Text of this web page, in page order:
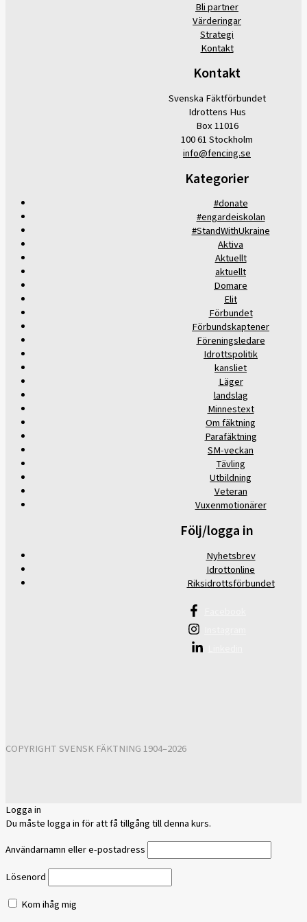
Bli partner
Värderingar
Strategi
Kontakt
Kontakt
Svenska Fäktförbundet
Idrottens Hus
Box 11016
100 61 Stockholm
info@fencing.se
Kategorier
#donate
#engardeiskolan
#StandWithUkraine
Aktiva
Aktuellt
aktuellt
Domare
Elit
Förbundet
Förbundskaptener
Föreningsledare
Idrottspolitik
kansliet
Läger
landslag
Minnestext
Om fäktning
Parafäktning
SM-veckan
Tävling
Utbildning
Veteran
Vuxenmotionärer
Följ/logga in
Nyhetsbrev
Idrottonline
Riksidrottsförbundet
COPYRIGHT SVENSK FÄKTNING 1904–2026
Logga in
Du måste logga in för att få tillgång till denna kurs.
Användarnamn eller e-postadress
Lösenord
Kom ihåg mig